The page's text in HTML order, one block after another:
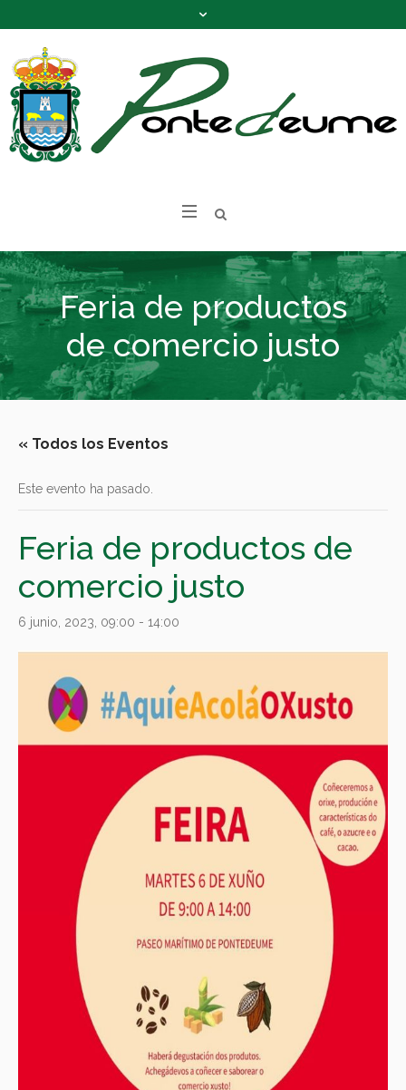
Feria de productos
de comercio justo
« Todos los Eventos
Este evento ha pasado.
Feria de productos de
comercio justo
6 junio, 2023, 09:00 - 14:00